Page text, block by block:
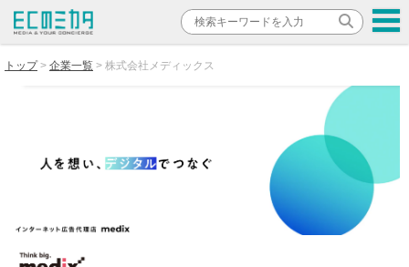
トップ 企業一覧 株式会社メディックス